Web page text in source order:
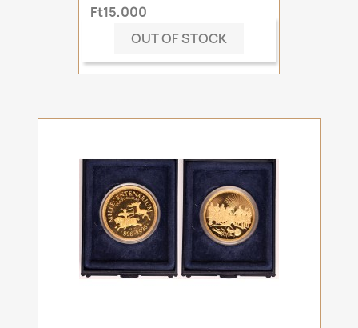
Ft15,000
OUT OF STOCK